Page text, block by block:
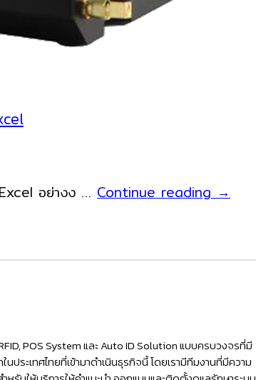
อย่างง … Continue readingPDT8B
สต๊อก
Excel
→
POS System และ Auto ID Solution แบบครบวงจรที่มี
ระเทศไทยที่เข้ามาดำเนินธุรกิจนี้ โดยเรามีทีมงานที่มีความ